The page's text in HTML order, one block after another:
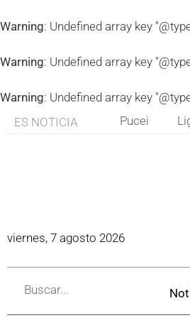
Warning: Undefined array key
Warning: Undefined array key
Warning: Undefined array key
ES NOTICIA
Pucei
viernes, 7 agosto 2026